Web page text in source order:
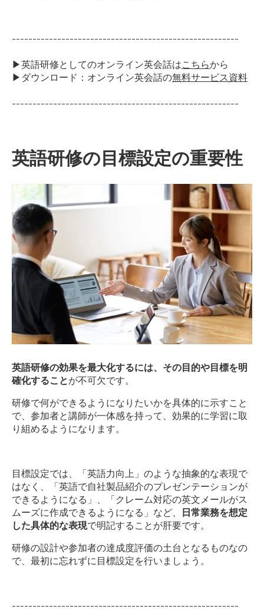
-------------------------------------------------------
▶英語研修としてのオンライン英会話はこちらから
▶ダウンロード：オンライン英会話の無料サービス資料
-------------------------------------------------------
英語研修の目標設定の重要性
英語研修の効果を最大化するには、その目的や目標を明
確化することが不可欠です。
研修で何ができるようになりたいかを具体的に示すこと
で、参加者と講師が一体感を持って、効果的に学習に取
り組めるようになります。
目標設定では、「英語力向上」のような抽象的な表現で
はなく、「英語で自社製品紹介のプレゼンテーションが
できるようになる」、「クレーム対応の英文メールがス
ムーズに作成できるようになる」など、
日常業務を想定
した具体的な表現で明記することが肝要です。
研修の設計や参加者の達成度評価の土台となるものなの
で、最初に忘れずに目標設定を行いましょう。
-------------------------------------------------------